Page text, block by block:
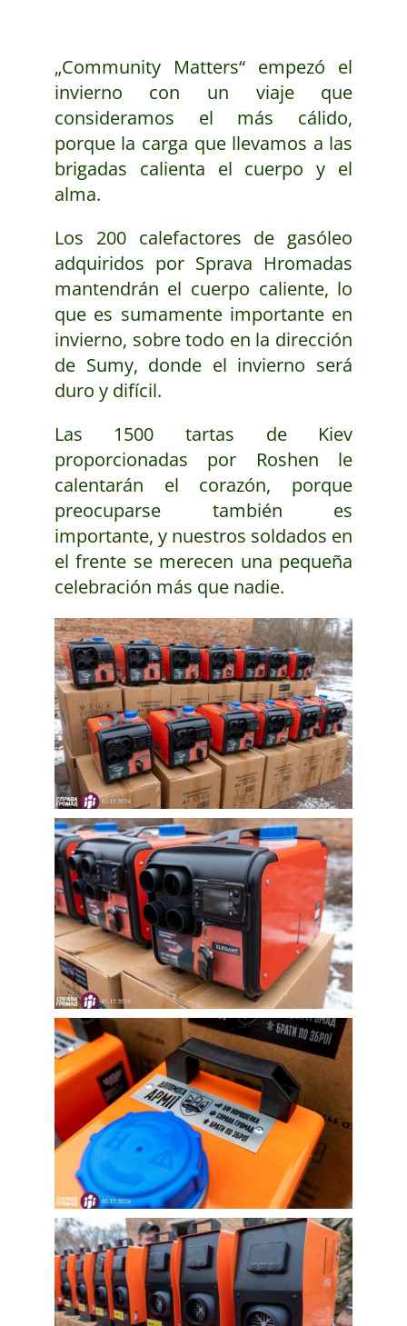
„Community Matters“ empezó el
invierno con un viaje que
consideramos el más cálido,
porque la carga que llevamos a las
brigadas calienta el cuerpo y el
alma.
Los 200 calefactores de gasóleo
adquiridos por Sprava Hromadas
mantendrán el cuerpo caliente, lo
que es sumamente importante en
invierno, sobre todo en la dirección
de Sumy, donde el invierno será
duro y difícil.
Las 1500 tartas de Kiev
proporcionadas por Roshen le
calentarán el corazón, porque
preocuparse también es
importante, y nuestros soldados en
el frente se merecen una pequeña
celebración más que nadie.